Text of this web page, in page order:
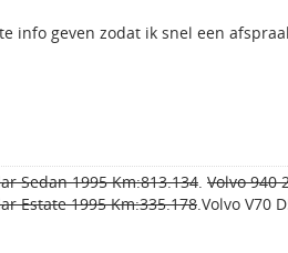
info geven zodat ik snel een
Sedan 1995 Km:813.134. Volvo 940
Estate 1995 Km:335.178.Volvo V70